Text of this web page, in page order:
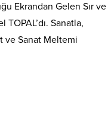
Ekrandan Gelen Sır ve
TOPAL’dı. Sanatla,
ve Sanat Meltemi